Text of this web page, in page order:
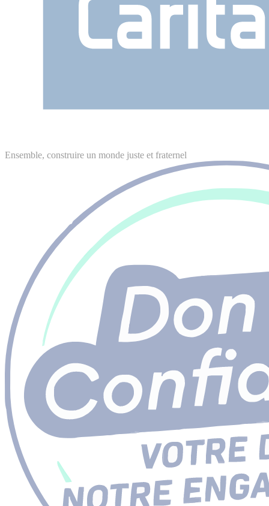
Ensemble, construire un monde juste et fraternel